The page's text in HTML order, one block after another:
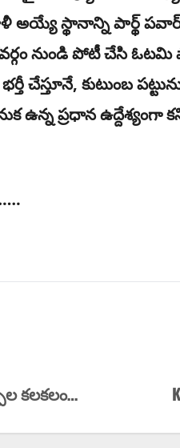
స్థానాన్ని పార్థ్
నుండి పోటీ చేసి ఓటమి
చేస్తూనే, కుటుంబ
ఉన్న ప్రధాన ఉద్దేశ్యంగా
కలకలం…